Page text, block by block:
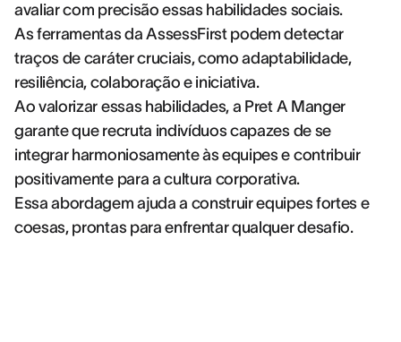
avaliar com precisão essas habilidades sociais.
As ferramentas da AssessFirst podem detectar
traços de caráter cruciais, como adaptabilidade,
resiliência, colaboração e iniciativa.
Ao valorizar essas habilidades, a Pret A Manger
garante que recruta indivíduos capazes de se
integrar harmoniosamente às equipes e contribuir
positivamente para a cultura corporativa.
Essa abordagem ajuda a construir equipes fortes e
coesas, prontas para enfrentar qualquer desafio.